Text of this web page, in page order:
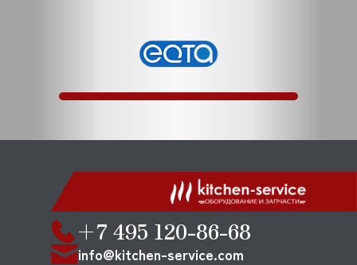
+7 495 120-86-68
info@kitchen-service.com